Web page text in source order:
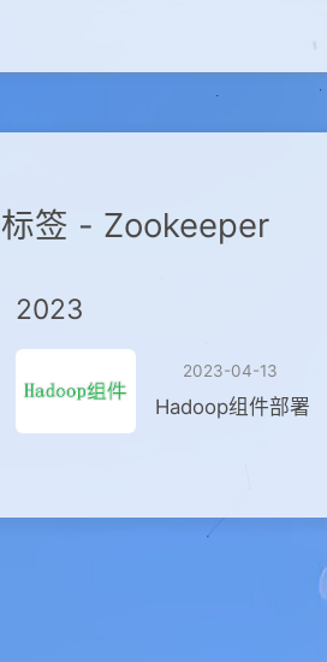
标签 - Zookeeper
2023
2023-04-13
Hadoop组件部署